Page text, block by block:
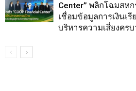
Center” พลิกโฉมสห
เชื่อมข้อมูลการเงินเ
บริหารความเสี่ยงครบ